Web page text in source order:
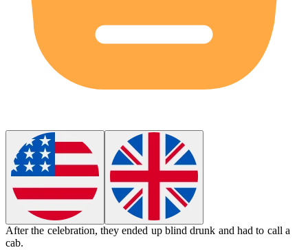
After the celebration, they ended up blind drunk and had to call a
cab.